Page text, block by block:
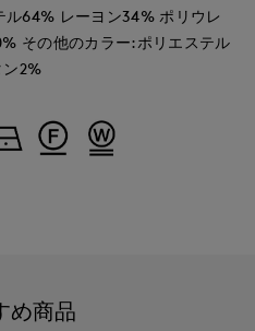
64% レーヨン34% ポリウレ
その他のカラー:ポリエステル
2%
め商品